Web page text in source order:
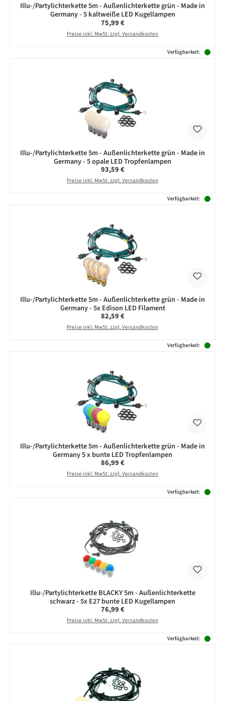
Illu-/Partylichterkette 5m - Außenlichterkette grün - Made in
Germany - 5 kaltweiße LED Kugellampen
Regulärer Preis:
75,99 €
Preise inkl. MwSt. zzgl. Versandkosten
Verfügbarkeit:
Illu-/Partylichterkette 5m - Außenlichterkette grün - Made in
Germany - 5 opale LED Tropfenlampen
Regulärer Preis:
93,59 €
Preise inkl. MwSt. zzgl. Versandkosten
Verfügbarkeit:
Illu-/Partylichterkette 5m - Außenlichterkette grün - Made in
Germany - 5x Edison LED Filament
Regulärer Preis:
82,59 €
Preise inkl. MwSt. zzgl. Versandkosten
Verfügbarkeit:
Illu-/Partylichterkette 5m - Außenlichterkette grün - Made in
Germany 5 x bunte LED Tropfenlampen
Regulärer Preis:
86,99 €
Preise inkl. MwSt. zzgl. Versandkosten
Verfügbarkeit:
Illu-/Partylichterkette BLACKY 5m - Außenlichterkette
schwarz - 5x E27 bunte LED Kugellampen
Regulärer Preis:
76,99 €
Preise inkl. MwSt. zzgl. Versandkosten
Verfügbarkeit: